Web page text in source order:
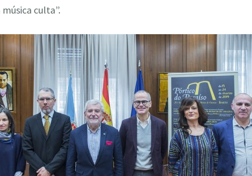
culta”.